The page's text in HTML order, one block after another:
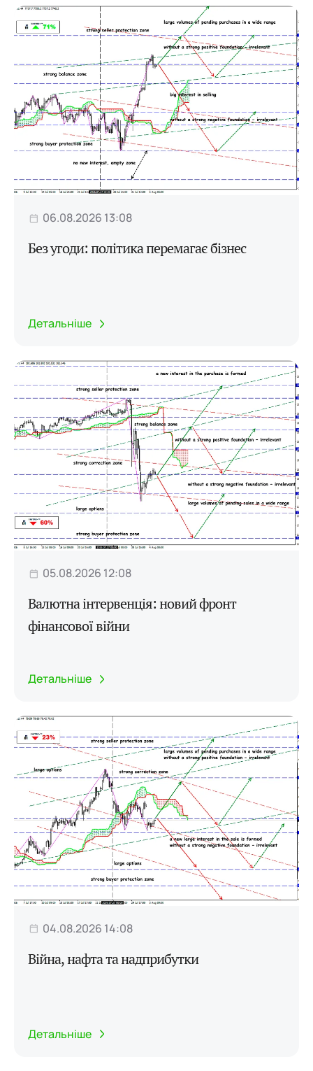
06.08.2026 13:08
Без угоди: політика перемагає бізнес
Детальніше
05.08.2026 12:08
Валютна інтервенція: новий фронт
фінансової війни
Детальніше
04.08.2026 14:08
Війна, нафта та надприбутки
Детальніше